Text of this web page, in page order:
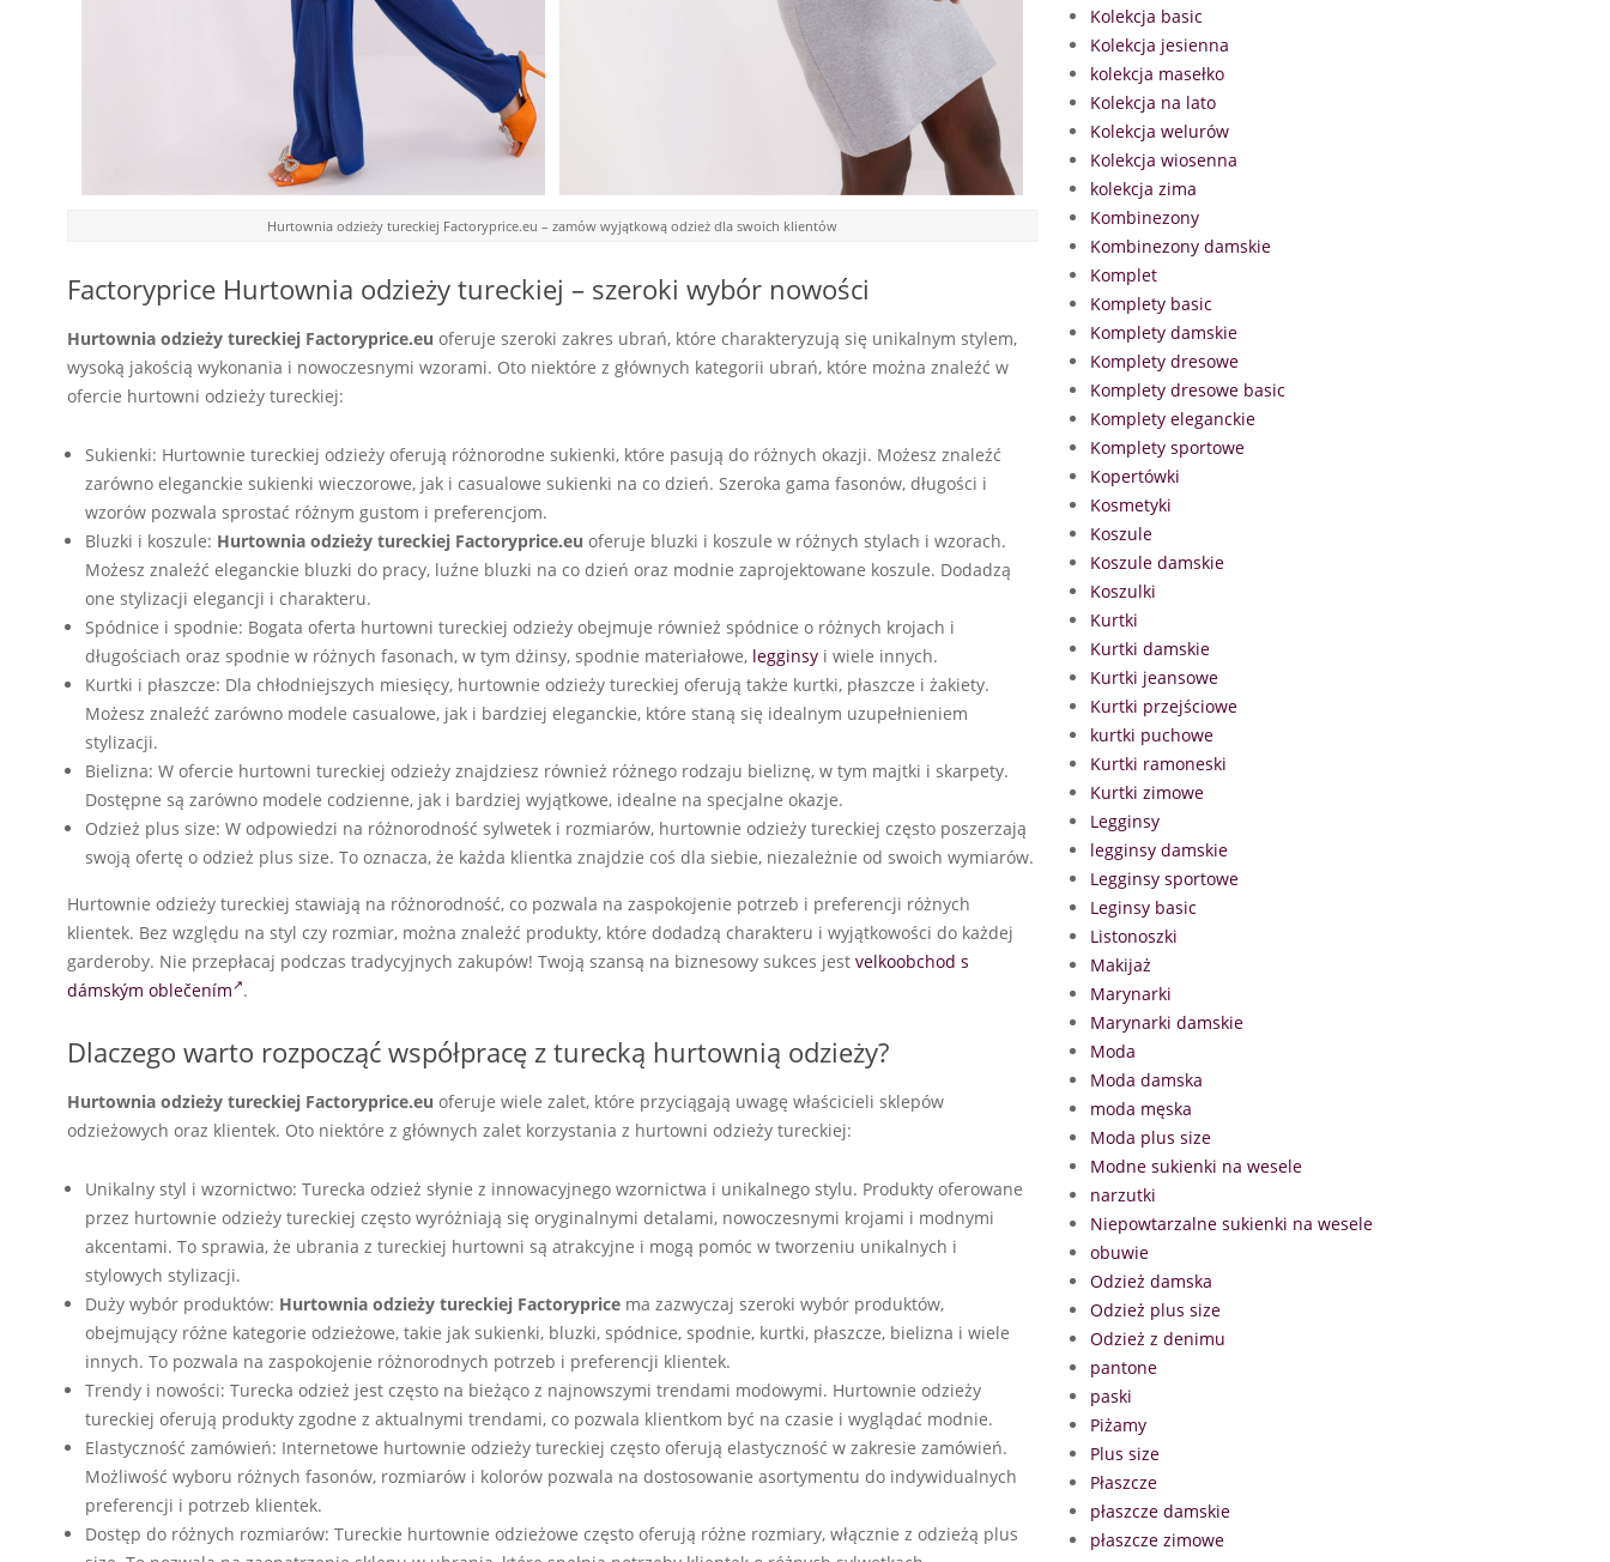
Hurtownia odzieży tureckiej Factoryprice.eu – zamów wyjątkową odzież dla swoich klientów
Factoryprice Hurtownia odzieży tureckiej – szeroki wybór nowości
Hurtownia odzieży tureckiej Factoryprice.eu oferuje szeroki zakres ubrań, które charakteryzują się unikalnym stylem,
wysoką jakością wykonania i nowoczesnymi wzorami. Oto niektóre z głównych kategorii ubrań, które można znaleźć w
ofercie hurtowni odzieży tureckiej:
Sukienki: Hurtownie tureckiej odzieży oferują różnorodne sukienki, które pasują do różnych okazji. Możesz znaleźć
zarówno eleganckie sukienki wieczorowe, jak i casualowe sukienki na co dzień. Szeroka gama fasonów, długości i
wzorów pozwala sprostać różnym gustom i preferencjom.
Bluzki i koszule: Hurtownia odzieży tureckiej Factoryprice.eu oferuje bluzki i koszule w różnych stylach i wzorach.
Możesz znaleźć eleganckie bluzki do pracy, luźne bluzki na co dzień oraz modnie zaprojektowane koszule. Dodadzą
one stylizacji elegancji i charakteru.
Spódnice i spodnie: Bogata oferta hurtowni tureckiej odzieży obejmuje również spódnice o różnych krojach i
długościach oraz spodnie w różnych fasonach, w tym dżinsy, spodnie materiałowe, legginsy i wiele innych.
Kurtki i płaszcze: Dla chłodniejszych miesięcy, hurtownie odzieży tureckiej oferują także kurtki, płaszcze i żakiety.
Możesz znaleźć zarówno modele casualowe, jak i bardziej eleganckie, które staną się idealnym uzupełnieniem
stylizacji.
Bielizna: W ofercie hurtowni tureckiej odzieży znajdziesz również różnego rodzaju bieliznę, w tym majtki i skarpety.
Dostępne są zarówno modele codzienne, jak i bardziej wyjątkowe, idealne na specjalne okazje.
Odzież plus size: W odpowiedzi na różnorodność sylwetek i rozmiarów, hurtownie odzieży tureckiej często poszerzają
swoją ofertę o odzież plus size. To oznacza, że każda klientka znajdzie coś dla siebie, niezależnie od swoich wymiarów.
Hurtownie odzieży tureckiej stawiają na różnorodność, co pozwala na zaspokojenie potrzeb i preferencji różnych
klientek. Bez względu na styl czy rozmiar, można znaleźć produkty, które dodadzą charakteru i wyjątkowości do każdej
garderoby. Nie przepłacaj podczas tradycyjnych zakupów! Twoją szansą na biznesowy sukces jest velkoobchod s
dámským oblečením .
Dlaczego warto rozpocząć współpracę z turecką hurtownią odzieży?
Hurtownia odzieży tureckiej Factoryprice.eu oferuje wiele zalet, które przyciągają uwagę właścicieli sklepów
odzieżowych oraz klientek. Oto niektóre z głównych zalet korzystania z hurtowni odzieży tureckiej:
Unikalny styl i wzornictwo: Turecka odzież słynie z innowacyjnego wzornictwa i unikalnego stylu. Produkty oferowane
przez hurtownie odzieży tureckiej często wyróżniają się oryginalnymi detalami, nowoczesnymi krojami i modnymi
akcentami. To sprawia, że ubrania z tureckiej hurtowni są atrakcyjne i mogą pomóc w tworzeniu unikalnych i
stylowych stylizacji.
Duży wybór produktów: Hurtownia odzieży tureckiej Factoryprice ma zazwyczaj szeroki wybór produktów,
obejmujący różne kategorie odzieżowe, takie jak sukienki, bluzki, spódnice, spodnie, kurtki, płaszcze, bielizna i wiele
innych. To pozwala na zaspokojenie różnorodnych potrzeb i preferencji klientek.
Trendy i nowości: Turecka odzież jest często na bieżąco z najnowszymi trendami modowymi. Hurtownie odzieży
tureckiej oferują produkty zgodne z aktualnymi trendami, co pozwala klientkom być na czasie i wyglądać modnie.
Elastyczność zamówień: Internetowe hurtownie odzieży tureckiej często oferują elastyczność w zakresie zamówień.
Możliwość wyboru różnych fasonów, rozmiarów i kolorów pozwala na dostosowanie asortymentu do indywidualnych
preferencji i potrzeb klientek.
Dostęp do różnych rozmiarów: Tureckie hurtownie odzieżowe często oferują różne rozmiary, włącznie z odzieżą plus
Kolekcja basic
Kolekcja jesienna
kolekcja masełko
Kolekcja na lato
Kolekcja welurów
Kolekcja wiosenna
kolekcja zima
Kombinezony
Kombinezony damskie
Komplet
Komplety basic
Komplety damskie
Komplety dresowe
Komplety dresowe basic
Komplety eleganckie
Komplety sportowe
Kopertówki
Kosmetyki
Koszule
Koszule damskie
Koszulki
Kurtki
Kurtki damskie
Kurtki jeansowe
Kurtki przejściowe
kurtki puchowe
Kurtki ramoneski
Kurtki zimowe
Legginsy
legginsy damskie
Legginsy sportowe
Leginsy basic
Listonoszki
Makijaż
Marynarki
Marynarki damskie
Moda
Moda damska
moda męska
Moda plus size
Modne sukienki na wesele
narzutki
Niepowtarzalne sukienki na wesele
obuwie
Odzież damska
Odzież plus size
Odzież z denimu
pantone
paski
Piżamy
Plus size
Płaszcze
płaszcze damskie
płaszcze zimowe